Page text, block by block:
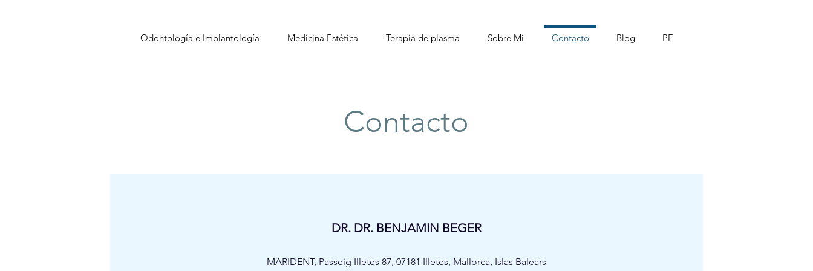
Odontología e Implantología Medicina Estética Terapia de plasma Sobre Mi Contacto Blog PF
Contacto
Passeig Illetes 87, 07181 Illetes, Mallorca, Islas Balears
DR. DR. BENJAMIN BEGER
MARIDENT, Passeig Illetes 87, 07181 Illetes, Mallorca, Islas Balears